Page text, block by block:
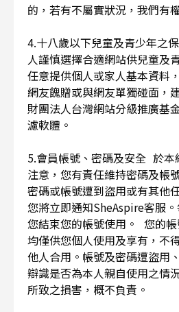
的，若有不屬實狀況，我們有
4.十八歲以下兒童及青少年之
人謹慎選擇合適網站供兒童及
任意提供個人或家人基本資料
網友餽贈或與網友單獨碰面，
財團法人台灣網站分級推廣基
濾軟體。
5.會員帳號、密碼及安全 於本
注意，您有責任維持密碼及帳
密碼或帳號遭到盜用或有其他
您將立即通知SheAspire客服
您結束您的帳號使用。 您的
均僅供您個人使用及享有，不
他人合用。帳號及密碼遭盜用
辯識是否為本人親自使用之情
所致之損害，概不負責。